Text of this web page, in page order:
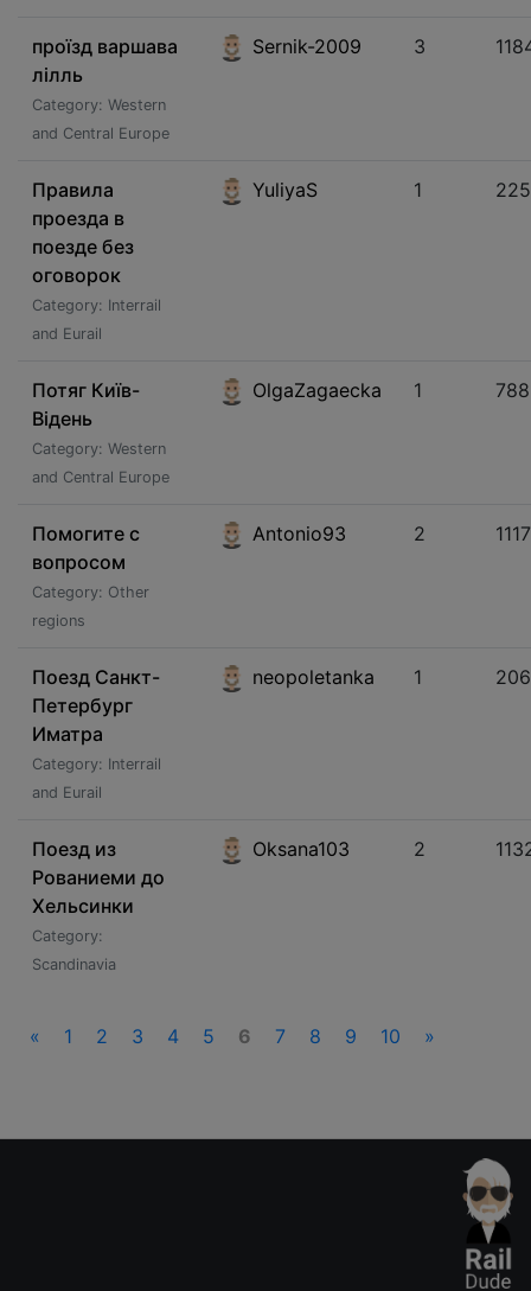
проїзд варшава
лілль
Category: Western
and Central Europe
Sernik-2009 3
Правила
проезда в
поезде без
оговорок
Category: Interrail
and Eurail
YuliyaS 1
Потяг Київ-
Відень
Category: Western
and Central Europe
OlgaZagaecka 1 788
Помогите с
вопросом
Category: Other
regions
Antonio93 2 1117
Поезд Санкт-
Петербург
Иматра
Category: Interrail
and Eurail
neopoletanka 1
Поезд из
Рованиеми до
Хельсинки
Category:
Scandinavia
Oksana103 2
« 1 2 3 4 5 6 7 8 9 10 »